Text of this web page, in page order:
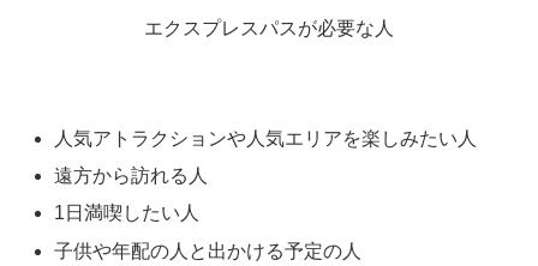
エクスプレスパスが必要な人
人気アトラクションや人気エリアを楽しみたい人
遠方から訪れる人
1日満喫したい人
子供や年配の人と出かける予定の人